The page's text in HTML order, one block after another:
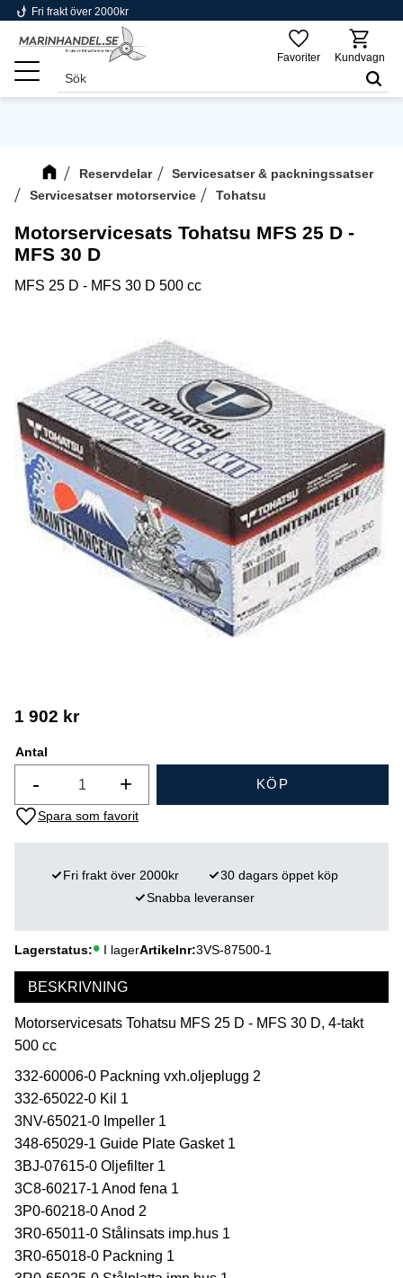
Meny
phishing Fri frakt över 2000kr
Favoriter Kundvagn
Reservdelar
Servicesatser & packningssatser
Servicesatser motorservice
Tohatsu
Motorservicesats Tohatsu MFS 25 D -
MFS 30 D
MFS 25 D - MFS 30 D 500 cc
1 902 kr
Antal
+
- KÖP
Lägg till i favoriter
Lagerstatus I lagerArtikelnr 3VS-87500-1
Fri frakt över 2000kr
30 dagars öppet köp
Snabba leveranser
BESKRIVNING
Motorservicesats Tohatsu MFS 25 D - MFS 30 D, 4-takt
500 cc
332-60006-0 Packning vxh.oljeplugg 2
332-65022-0 Kil 1
3NV-65021-0 Impeller 1
348-65029-1 Guide Plate Gasket 1
3BJ-07615-0 Oljefilter 1
3C8-60217-1 Anod fena 1
3P0-60218-0 Anod 2
3R0-65011-0 Stålinsats imp.hus 1
3R0-65018-0 Packning 1